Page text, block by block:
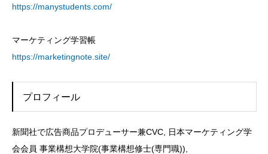
https://manystudents.com/
マーケティング学習帳
https://marketingnote.site/
プロフィール
新聞社で広告商品プロデューサー兼CVC, 日本マーケティング学
会会員 事業構想大学院(事業構想修士(専門職)),